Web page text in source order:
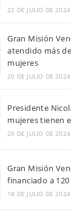
22 DE JULIO DE 2024
Gran Misión
atendido más
mujeres
20 DE JULIO DE 2024
Presidente
mujeres tienen
20 DE JULIO DE 2024
Gran Misión
financiado a
18 DE JULIO DE 2024